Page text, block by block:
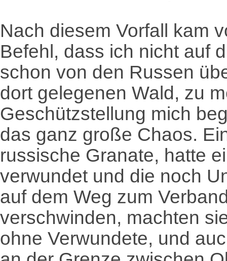
Nach diesem Vorfall kam
Befehl, dass ich nicht auf
schon von den Russen
dort gelegenen Wald, zu
Geschützstellung mich
das ganz große Chaos.
russische Granate, hatte
verwundet und die noch
auf dem Weg zum
verschwinden, machten
ohne Verwundete, und